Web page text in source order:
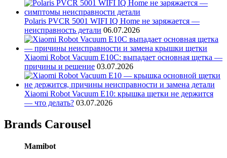
Polaris PVCR 5001 WIFI IQ Home не заряжается —
неисправность детали 06.07.2026
Xiaomi Robot Vacuum E10C: выпадает основная щетка —
причины и решение 03.07.2026
Xiaomi Robot Vacuum E10: крышка щетки не держится
— что делать? 03.07.2026
Brands Carousel
Mamibot